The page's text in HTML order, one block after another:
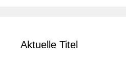
Aktuelle Titel